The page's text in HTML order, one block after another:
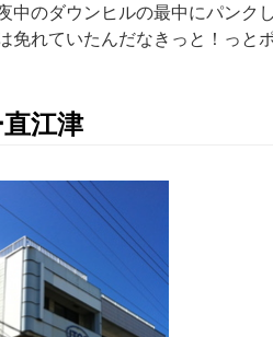
中のダウンヒルの最中にパンク
免れていたんだなきっと！っと
江津